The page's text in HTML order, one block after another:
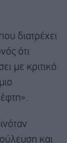
διατρέχει
ότι
με κριτικό
και